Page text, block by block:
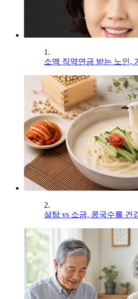
1.
소액 직역연금 받는 노인,
2.
설탕 vs 소금, 콩국수를 건